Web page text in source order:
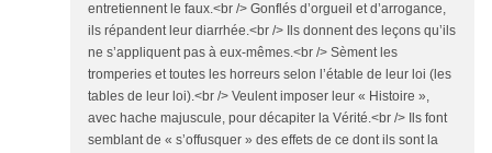
entretiennent le faux.<br /> Gonflés d’orgueil et d’arrogance,
ils répandent leur diarrhée.<br /> Ils donnent des leçons qu’ils
ne s’appliquent pas à eux-mêmes.<br /> Sèment les
tromperies et toutes les horreurs selon l’étable de leur loi (les
tables de leur loi).<br /> Veulent imposer leur « Histoire »,
avec hache majuscule, pour décapiter la Vérité.<br /> Ils font
semblant de « s’offusquer » des effets de ce dont ils sont la